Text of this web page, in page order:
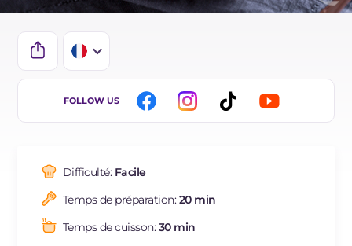
IT
BR
DE
NL
FOLLOW US
Difficulté: Facile
Temps de préparation:20 min
Temps de cuisson:30 min